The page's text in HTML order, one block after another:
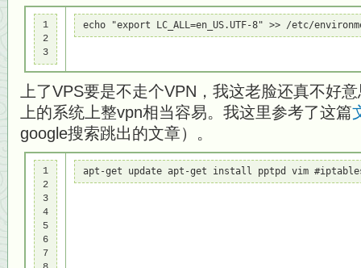
1
2
3
echo "export LC_ALL=en_US.UTF-8" >> /etc/
上了VPS要是不走个VPN，我这老脸还真不好
上的系统上整vpn相当容易。我这里参考了这篇
google搜索跳出的文章）。
1
2
3
4
5
6
7
apt-get update apt-get install pptpd vim #iptables